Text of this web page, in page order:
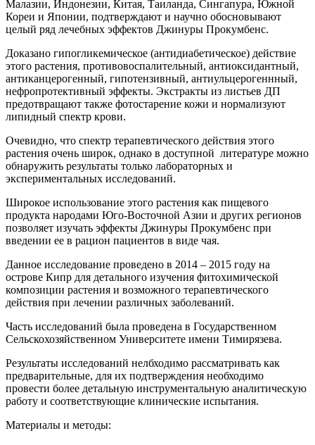
Малазии, Индонезии, Китая, Таиланда, Сингапура, Южной
Кореи и Японии, подтверждают и научно обосновывают
целый ряд лечебных эффектов Джинуры Прокумбенс.
Доказано гипогликемическое (антидиабетическое) действие
этого растения, противовоспалительный, антиоксидантный,
антиканцерогенный, гипотензивный, антиульцерогеннный,
нефропротективный эффекты. Экстракты из листьев ДП
предотвращают также фотостарение кожи и нормализуют
липидный спектр крови.
Очевидно, что спектр терапевтического действия этого
растения очень широк, однако в доступной литературе можно
обнаружить результаты только лабораторных и
экспериментальных исследований.
Широкое использование этого растения как пищевого
продукта народами Юго-Восточной Азии и других регионов
позволяет изучать эффекты Джинуры Прокумбенс при
введении ее в рацион пациентов в виде чая.
Данное исследование проведено в 2014 – 2015 году на
острове Кипр для детального изучения фитохимической
композиции растения и возможного терапевтического
действия при лечении различных заболеваний.
Часть исследований была проведена в Государственном
Сельскохозяйственном Университете имени Тимирязева.
Результаты исследований нелбходимо рассматривать как
предварительные, для их подтверждения необходимо
провести более детальную инструментальную аналитическую
работу и соответствующие клинические испытания.
Материалы и методы: